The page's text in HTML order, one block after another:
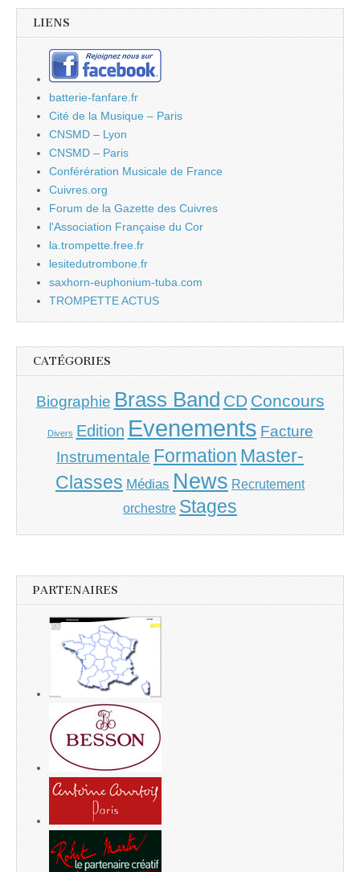
LIENS
batterie-fanfare.fr
Cité de la Musique – Paris
CNSMD – Lyon
CNSMD – Paris
Conférération Musicale de France
Cuivres.org
Forum de la Gazette des Cuivres
l'Association Française du Cor
la.trompette.free.fr
lesitedutrombone.fr
saxhorn-euphonium-tuba.com
TROMPETTE ACTUS
CATÉGORIES
Biographie Brass Band CD Concours
Divers Edition Evenements Facture
Instrumentale Formation Master-
Classes Médias News Recrutement
orchestre Stages
PARTENAIRES